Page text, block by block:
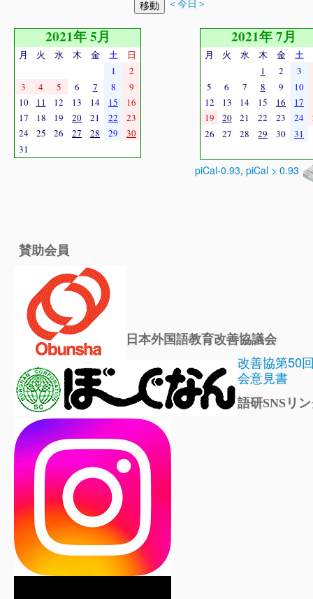
＜今日＞
2021年 5月
月 火 水 木 金 土
日
1
2
3
4 5 6 7 8
9
10
11 12 13 14 15
16
17
18 19 20 21 22
23
24
25 26 27 28 29
30
31
2021年 7月
月 火 水 木 金 土
1
2
3
5
6 7 8 9 10
12
13 14 15 16 17
19
20 21 22 23 24
26
27 28 29 30 31
piCal-0.93, piCal > 0.93
賛助会員
日本外国語教育改善協議会
改善協第50
会意見書
語研SNSリ